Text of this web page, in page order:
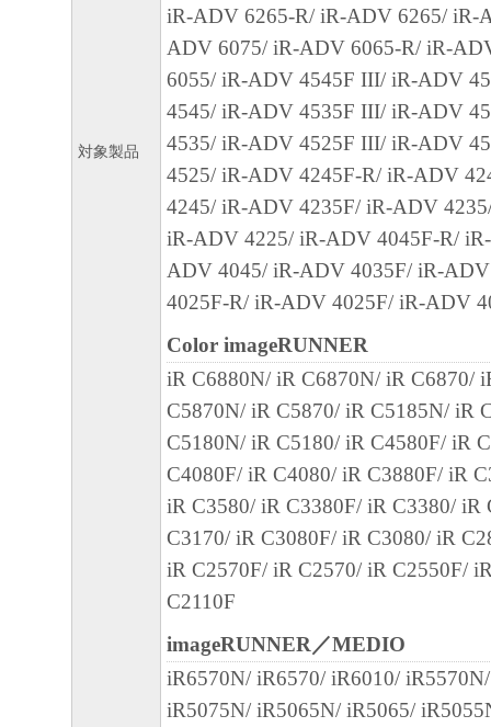
契約書は直ちに終了します。
(4) お客様は、上記(3)によって本契約書が
やかに、「本ソフトウェア」およびその複
廃棄または消去するものとします。
(5) 上記にかかわらず、本契約書第2条、第
で、第8条第4項および第10条の規定は、
も効力を有します。
９．U.S. GOVERNMENT RESTRICTED
“米国政府エンドユーザー”とは、米国政府
る場合、以下の規定が適用されます：The
"commercial item," as that term is defined at
1995), consisting of "commercial computer
"commercial computer software
used in 48 C.F.R. 12.212 (Sept 1995).
12.212 and 48 C.F.R. 227.7202-1 through
1995), all U.S. Government End Users shall
SOFTWARE with only those rights set forth
manufacturer is Canon Inc./30-2,
ku, Tokyo 146-8501, Japan.
本条項中で使用される"the SOFTWARE"と
定義される「本ソフトウェア」を意味し、
対象製品
iR-ADV 6265-R/ iR-ADV 6265/ iR-
ADV 6075/ iR-ADV 6065-R/ iR-
6055/ iR-ADV 4545F III/ iR-ADV
4545/ iR-ADV 4535F III/ iR-ADV
4535/ iR-ADV 4525F III/ iR-ADV
4525/ iR-ADV 4245F-R/ iR-ADV
4245/ iR-ADV 4235F/ iR-ADV
iR-ADV 4225/ iR-ADV 4045F-R/
ADV 4045/ iR-ADV 4035F/ iR-
4025F-R/ iR-ADV 4025F/ iR-ADV
Color imageRUNNER
iR C6880N/ iR C6870N/ iR C6870/
C5870N/ iR C5870/ iR C5185N/ iR
C5180N/ iR C5180/ iR C4580F/ iR
C4080F/ iR C4080/ iR C3880F/ iR
iR C3580/ iR C3380F/ iR C3380/ iR
C3170/ iR C3080F/ iR C3080/ iR
iR C2570F/ iR C2570/ iR C2550F/
C2110F
imageRUNNER／MEDIO
iR6570N/ iR6570/ iR6010/
iR5075N/ iR5065N/ iR5065/